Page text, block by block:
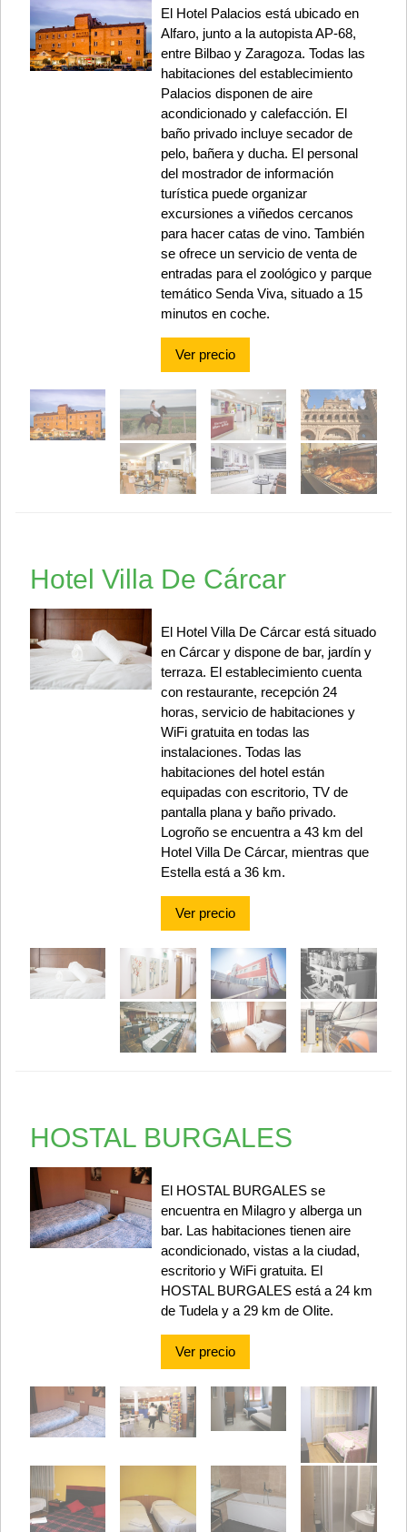
El Hotel Palacios está ubicado en
Alfaro, junto a la autopista AP-68,
entre Bilbao y Zaragoza. Todas las
habitaciones del establecimiento
Palacios disponen de aire
acondicionado y calefacción. El
baño privado incluye secador de
pelo, bañera y ducha. El personal
del mostrador de información
turística puede organizar
excursiones a viñedos cercanos
para hacer catas de vino. También
se ofrece un servicio de venta de
entradas para el zoológico y parque
temático Senda Viva, situado a 15
minutos en coche.
Ver precio
Hotel Villa De Cárcar
El Hotel Villa De Cárcar está situado
en Cárcar y dispone de bar, jardín y
terraza. El establecimiento cuenta
con restaurante, recepción 24
horas, servicio de habitaciones y
WiFi gratuita en todas las
instalaciones. Todas las
habitaciones del hotel están
equipadas con escritorio, TV de
pantalla plana y baño privado.
Logroño se encuentra a 43 km del
Hotel Villa De Cárcar, mientras que
Estella está a 36 km.
Ver precio
HOSTAL BURGALES
El HOSTAL BURGALES se
encuentra en Milagro y alberga un
bar. Las habitaciones tienen aire
acondicionado, vistas a la ciudad,
escritorio y WiFi gratuita. El
HOSTAL BURGALES está a 24 km
de Tudela y a 29 km de Olite.
Ver precio